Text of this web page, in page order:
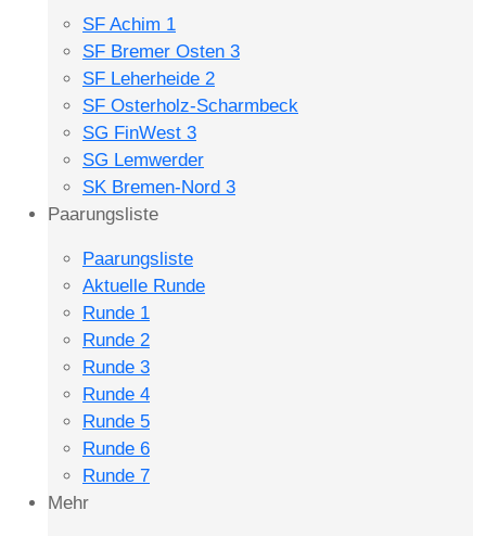
SF Achim 1
SF Bremer Osten 3
SF Leherheide 2
SF Osterholz-Scharmbeck
SG FinWest 3
SG Lemwerder
SK Bremen-Nord 3
Paarungsliste
Paarungsliste
Aktuelle Runde
Runde 1
Runde 2
Runde 3
Runde 4
Runde 5
Runde 6
Runde 7
Mehr